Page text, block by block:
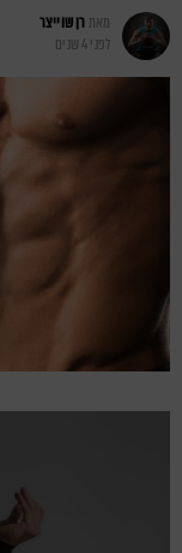
מאתרן שוייצר
לפני 4 שנים